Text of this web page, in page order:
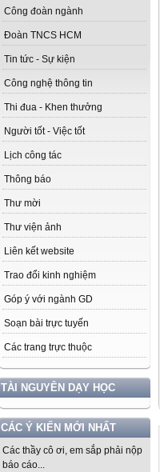
Công đoàn ngành
Đoàn TNCS HCM
Tin tức - Sự kiện
Công nghệ thông tin
Thi đua - Khen thưởng
Người tốt - Việc tốt
Lịch công tác
Thông báo
Thư mời
Thư viện ảnh
Liên kết website
Trao đổi kinh nghiệm
Góp ý với ngành GD
Soạn bài trực tuyến
Các trang trực thuộc
TÀI NGUYÊN DẠY HỌC
CÁC Ý KIẾN MỚI NHẤT
Các thầy cô ơi, em sắp phải nộp
báo cáo...